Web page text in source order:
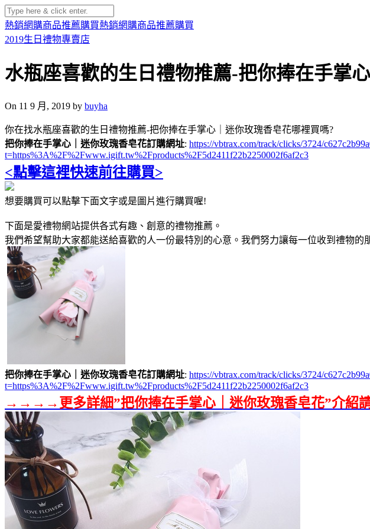
熱銷網購商品推薦購買熱銷網購商品推薦購買
2019生日禮物專賣店
水瓶座喜歡的生日禮物推薦-把你捧在手掌
On 11 9 月, 2019 by buyha
你在找水瓶座喜歡的生日禮物推薦-把你捧在手掌心｜迷你玫瑰香皂花哪裡買嗎?
把你捧在手掌心｜迷你玫瑰香皂花訂購網址: https://vbtrax.com/track/clicks/3724/
t=https%3A%2F%2Fwww.igift.tw%2Fproducts%2F5d2411f22b2250002f6af2c3
<點擊這裡快速前往購買>
想要購買可以點擊下面文字或是圖片進行購買喔!
下面是愛禮物網站提供各式有趣、創意的禮物推薦。
我們希望幫助大家都能送給喜歡的人一份最特別的心意。我們努力讓每一位收到禮物
把你捧在手掌心｜迷你玫瑰香皂花訂購網址: https://vbtrax.com/track/clicks/3724/
t=https%3A%2F%2Fwww.igift.tw%2Fproducts%2F5d2411f22b2250002f6af2c3
→→→→更多詳細”把你捧在手掌心｜迷你玫瑰香皂花”介紹